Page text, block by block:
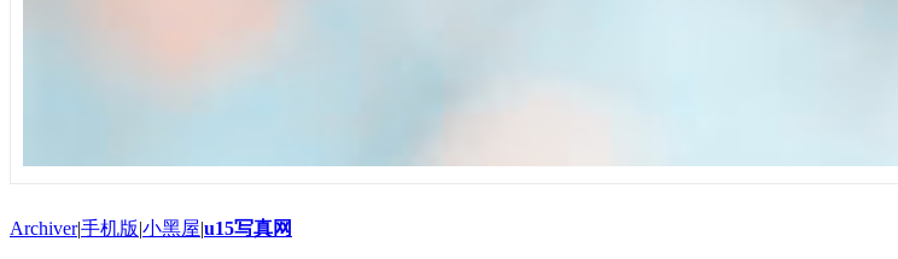
Archiver|手机版|小黑屋|u15写真网